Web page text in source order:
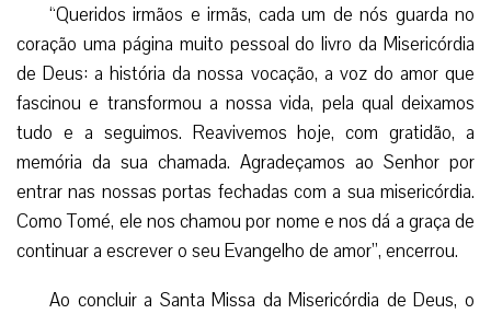
“Queridos irmãos e irmãs, cada um de nós guarda no
coração uma página muito pessoal do livro da Misericórdia
de Deus: a história da nossa vocação, a voz do amor que
fascinou e transformou a nossa vida, pela qual deixamos
tudo e a seguimos. Reavivemos hoje, com gratidão, a
memória da sua chamada. Agradeçamos ao Senhor por
entrar nas nossas portas fechadas com a sua misericórdia.
Como Tomé, ele nos chamou por nome e nos dá a graça de
continuar a escrever o seu Evangelho de amor”, encerrou.
Ao concluir a Santa Missa da Misericórdia de Deus, o